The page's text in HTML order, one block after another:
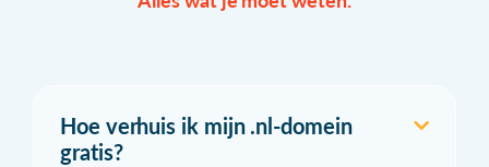
Hoe verhuis ik mijn .nl-domein
gratis?